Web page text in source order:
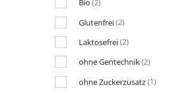
Bio (2)
Glutenfrei(2)
Laktosefrei(2)
ohne Gentechnik(2)
ohne Zuckerzusatz(1)